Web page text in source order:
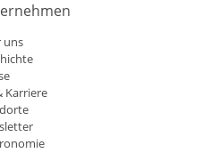
uns
Karriere